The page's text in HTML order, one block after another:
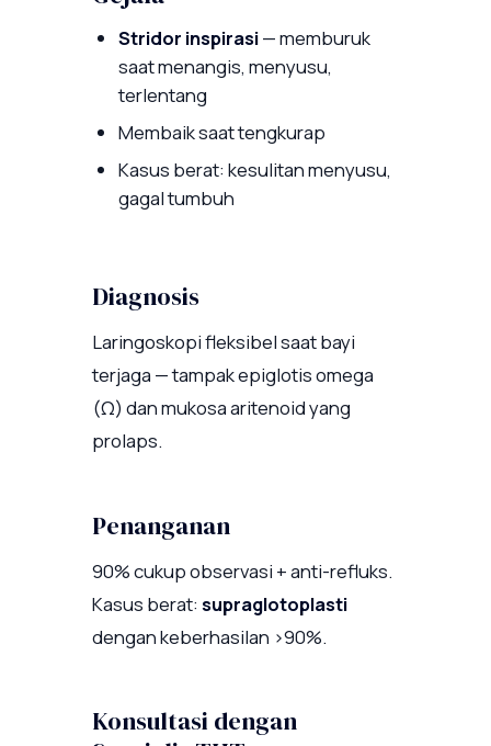
Stridor inspirasi— memburuk
saat menangis, menyusu,
terlentang
Membaik saat tengkurap
Kasus berat: kesulitan menyusu,
gagal tumbuh
Diagnosis
Laringoskopi fleksibel saat bayi
terjaga — tampak epiglotis omega
(Ω) dan mukosa aritenoid yang
prolaps.
Penanganan
90% cukup observasi + anti-refluks.
Kasus berat:supraglotoplasti
dengan keberhasilan >90%.
Konsultasi dengan